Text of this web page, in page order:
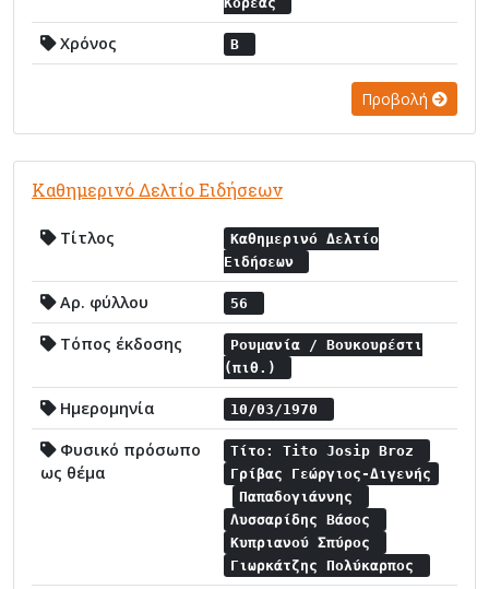
Χρόνος Β
Προβολή
Καθημερινό Δελτίο Ειδήσεων
Τίτλος
Καθημερινό Δελτίο
Ειδήσεων
Αρ. φύλλου 56
Τόπος έκδοσης
Ρουμανία / Βουκουρέστι
(πιθ.)
Ημερομηνία 10/03/1970
Φυσικό πρόσωπο
ως θέμα
Τίτο: Tito Josip Broz
Γρίβας Γεώργιος-Διγενής
Παπαδογιάννης
Λυσσαρίδης Βάσος
Κυπριανού Σπύρος
Γιωρκάτζης Πολύκαρπος